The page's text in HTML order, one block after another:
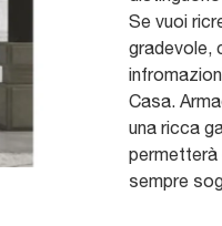
Se vuoi
gradevole,
Casa.
una ricca
permetterà
sempre